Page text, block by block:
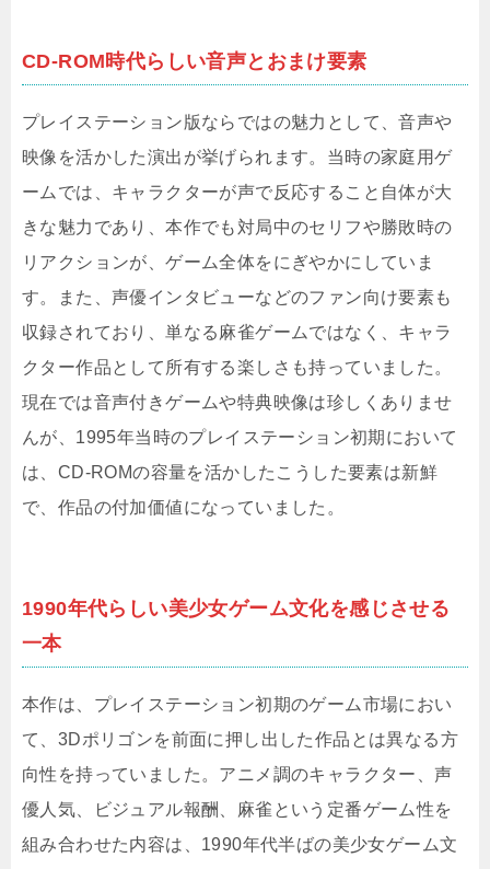
CD-ROM時代らしい音声とおまけ要素
プレイステーション版ならではの魅力として、音声や
映像を活かした演出が挙げられます。当時の家庭用ゲ
ームでは、キャラクターが声で反応すること自体が大
きな魅力であり、本作でも対局中のセリフや勝敗時の
リアクションが、ゲーム全体をにぎやかにしていま
す。また、声優インタビューなどのファン向け要素も
収録されており、単なる麻雀ゲームではなく、キャラ
クター作品として所有する楽しさも持っていました。
現在では音声付きゲームや特典映像は珍しくありませ
んが、1995年当時のプレイステーション初期において
は、CD-ROMの容量を活かしたこうした要素は新鮮
で、作品の付加価値になっていました。
1990年代らしい美少女ゲーム文化を感じさせる
一本
本作は、プレイステーション初期のゲーム市場におい
て、3Dポリゴンを前面に押し出した作品とは異なる方
向性を持っていました。アニメ調のキャラクター、声
優人気、ビジュアル報酬、麻雀という定番ゲーム性を
組み合わせた内容は、1990年代半ばの美少女ゲーム文